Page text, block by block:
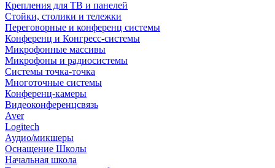
Крепления для ТВ и панелей
Стойки, столики и тележки
Переговорные и конференц системы
Конференц и Конгресс-системы
Микрофонные массивы
Микрофоны и радиосистемы
Системы точка-точка
Многоточные системы
Конференц-камеры
Видеоконференцсвязь
Aver
Logitech
Аудио/микшеры
Оснащение Школы
Начальная школа